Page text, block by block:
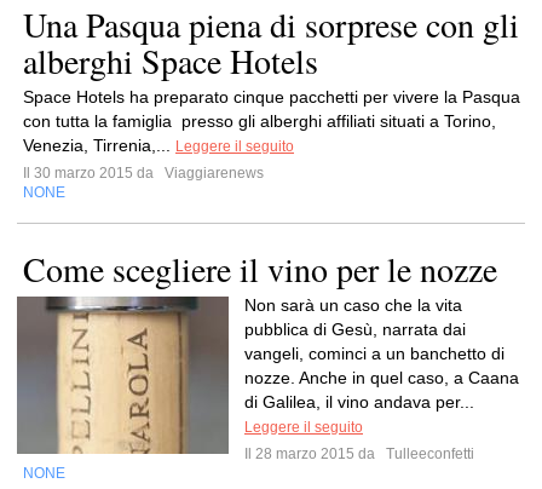
Una Pasqua piena di sorprese con gli
alberghi Space Hotels
Space Hotels ha preparato cinque pacchetti per vivere la Pasqua
con tutta la famiglia presso gli alberghi affiliati situati a Torino,
Venezia, Tirrenia,...
Leggere il seguito
Il 30 marzo 2015 da
Viaggiarenews
NONE
Come scegliere il vino per le nozze
Non sarà un caso che la vita
pubblica di Gesù, narrata dai
vangeli, cominci a un banchetto di
nozze. Anche in quel caso, a Caana
di Galilea, il vino andava per...
Leggere il seguito
Il 28 marzo 2015 da
Tulleeconfetti
NONE